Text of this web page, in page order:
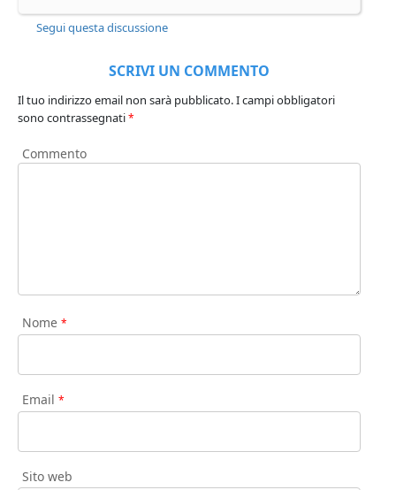
Segui questa discussione
SCRIVI UN COMMENTO
Il tuo indirizzo email non sarà pubblicato.I campi obbligatori
sono contrassegnati*
Commento
Nome *
Email *
Sito web